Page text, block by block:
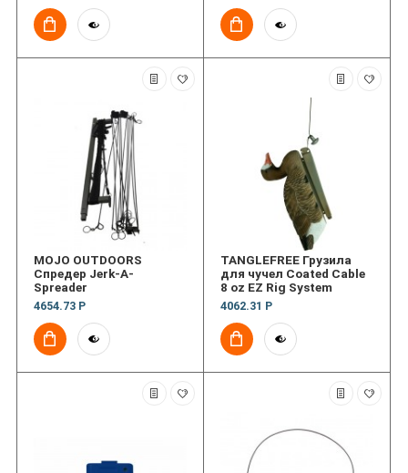
MOJO OUTDOORS
Спредер Jerk-A-
Spreader
4654.73 Р
TANGLEFREE Грузила
для чучел Coated Cable
8 oz EZ Rig System
4062.31 Р